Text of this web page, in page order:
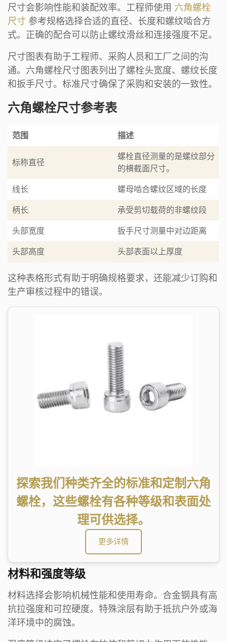
尺寸会影响性能和装配效率。工程师使用 六角螺栓
尺寸 参考规格选择合适的直径、长度和螺纹啮合方
式。正确的配合可以防止螺纹滑丝和连接强度不足。
尺寸图表有助于工程师、采购人员和工厂之间的沟
通。六角螺栓尺寸图表列出了螺栓头宽度、螺纹长度
和扳手尺寸。标准尺寸确保了采购和安装的一致性。
六角螺栓尺寸参考表
范围 描述
标称直径
螺栓直径测量的是螺纹部分
的横截面尺寸。
线长
螺母啮合螺纹区域的长度
柄长
承受剪切载荷的非螺纹段
头部宽度
扳手尺寸测量中对边距离
头部高度
头部表面以上厚度
这种表格形式有助于明确规格要求，还能减少订购和
生产审核过程中的错误。
探索我们种类齐全的标准和定制六角
螺栓，这些螺栓有各种等级和表面处
理可供选择。
更多详情
材料和强度等级
材料选择会影响机械性能和使用寿命。合金钢具有高
抗拉强度和可控硬度。特殊涂层有助于抵抗户外或海
洋环境中的腐蚀。